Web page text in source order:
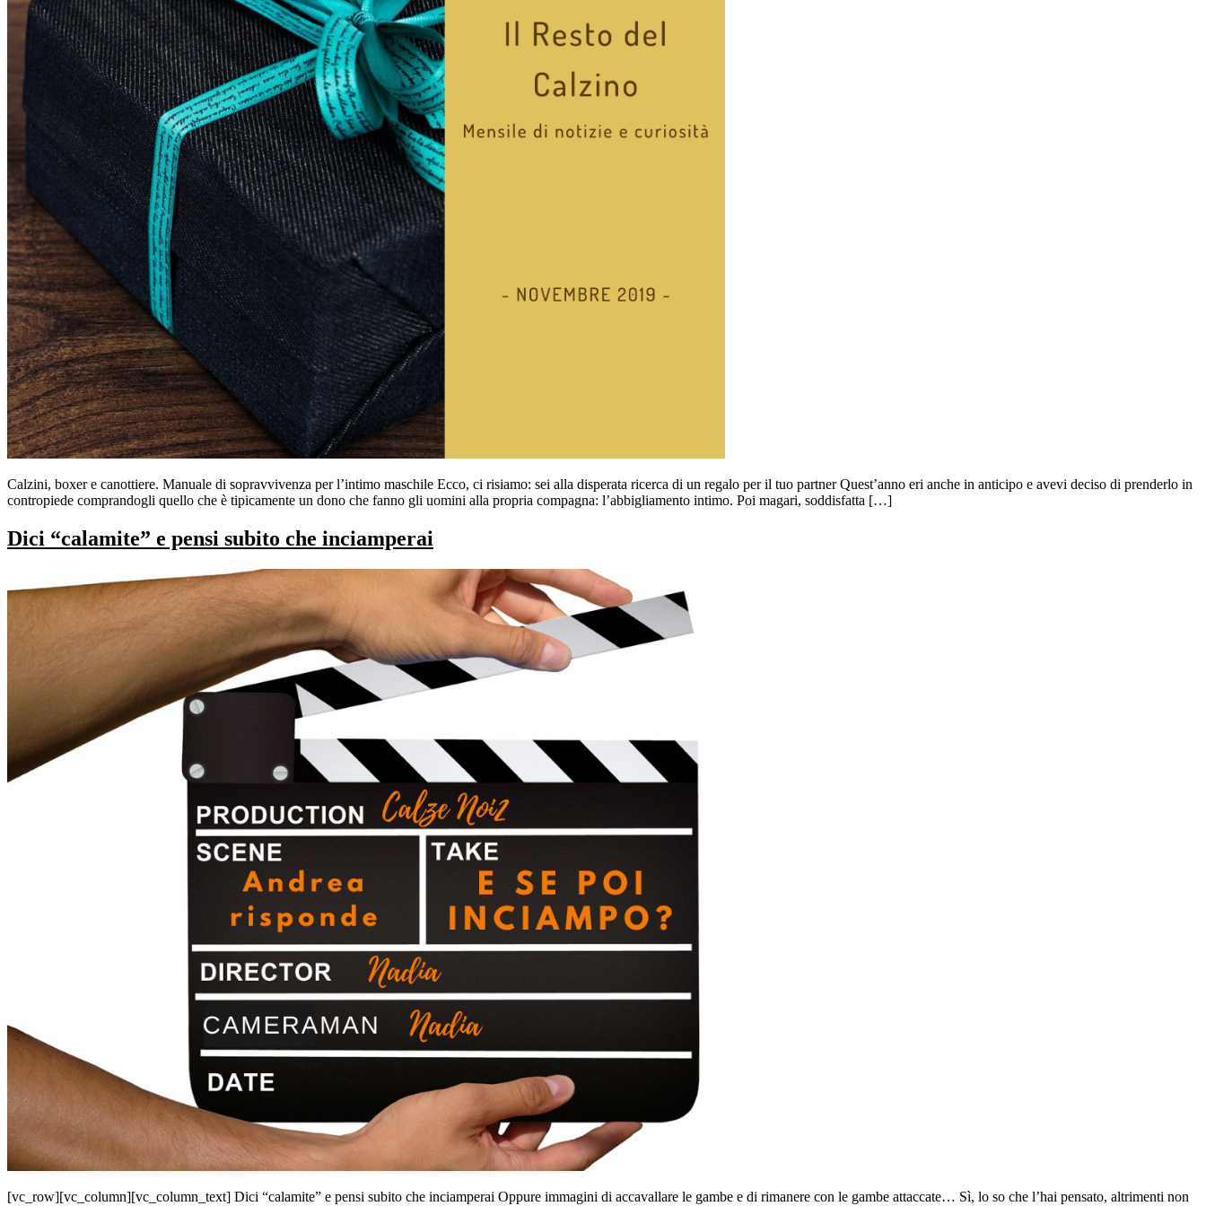
Calzini, boxer e canottiere. Manuale di sopravvivenza per l’intimo maschile Ecco, ci risiamo: sei alla disperata ricerca di un regalo per il tuo partner Quest’anno eri anche in anticipo e avevi deciso di prenderlo in
contropiede comprandogli quello che è tipicamente un dono che fanno gli uomini alla propria compagna: l’abbigliamento intimo. Poi magari, soddisfatta […]
Dici “calamite” e pensi subito che inciamperai
[vc_row][vc_column][vc_column_text] Dici “calamite” e pensi subito che inciamperai Oppure immagini di accavallare le gambe e di rimanere con le gambe attaccate… Sì, lo so che l’hai pensato, altrimenti non